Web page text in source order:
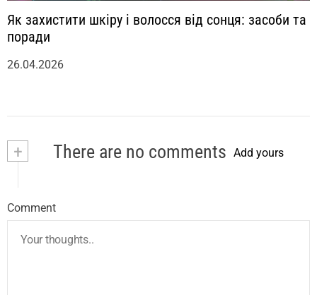
Як захистити шкіру і волосся від сонця: засоби та
поради
26.04.2026
+ There are no comments Add yours
Comment